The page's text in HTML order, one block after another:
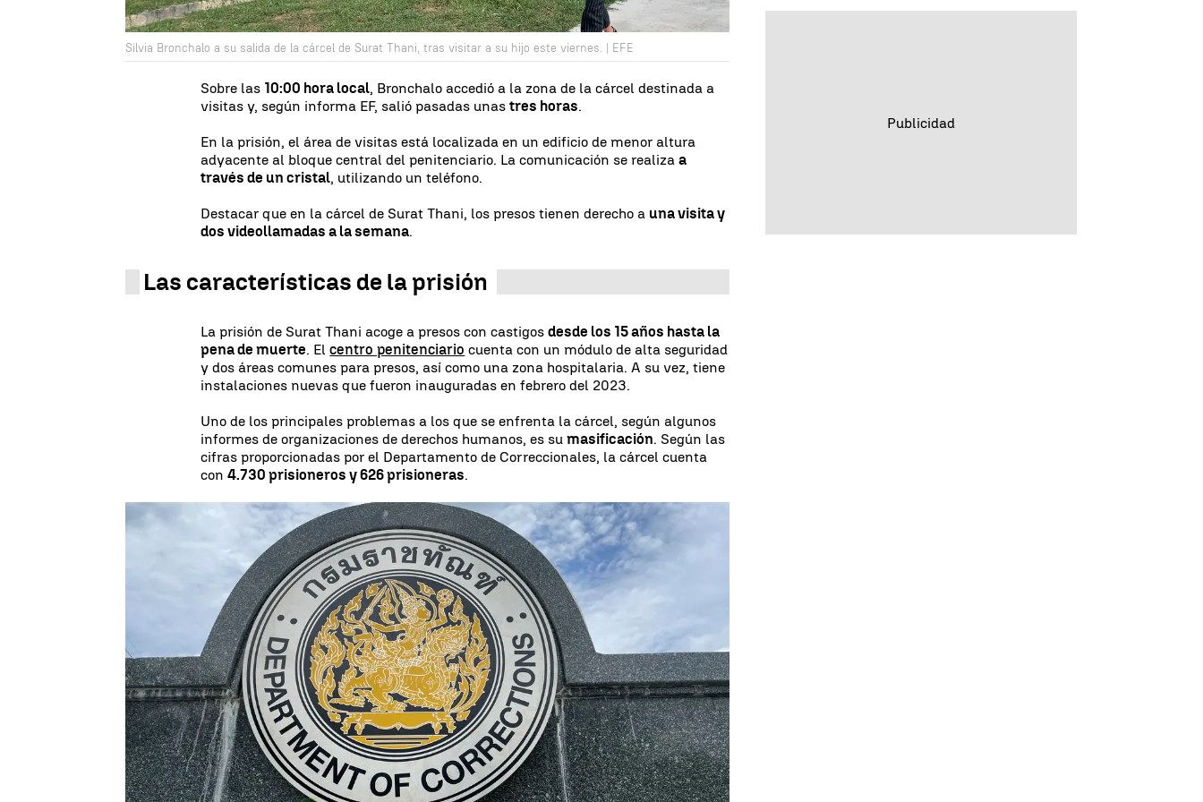
Silvia Bronchalo a su salida de la cárcel de Surat Thani, tras visitar a su hijo este viernes. | EFE
Sobre las 10:00 hora local, Bronchalo accedió a la zona de la cárcel destinada a
visitas y, según informa EF, salió pasadas unastres horas.
En la prisión, el área de visitas está localizada en un edificio de menor altura
adyacente al bloque central del penitenciario. La comunicación se realizaa
través de un cristal, utilizando un teléfono.
Destacar que en la cárcel de Surat Thani, los presos tienen derecho a una visita y
dos videollamadas a la semana.
Las características de la prisión
La prisión de Surat Thani acoge a presos con castigosdesde los 15 años hasta la
pena de muerte. Elcentro penitenciario cuenta con un módulo de alta seguridad
y dos áreas comunes para presos, así como una zona hospitalaria. A su vez, tiene
instalaciones nuevas que fueron inauguradas en febrero del 2023.
Uno de los principales problemas a los que se enfrenta la cárcel, según algunos
informes de organizaciones de derechos humanos, es sumasificación. Según las
cifras proporcionadas por el Departamento de Correccionales, la cárcel cuenta
con4.730 prisioneros y 626 prisioneras.